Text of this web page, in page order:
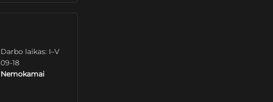
Darbo laikas: I–V
09-18
Nemokamai